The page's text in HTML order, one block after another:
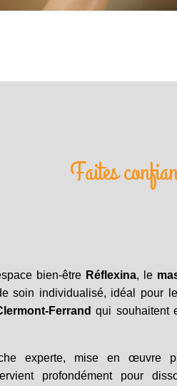
Faites
bien-être Réflexina, le
soin individualisé, idéal pour
Ferrand qui souhaitent
experte, mise en œuvre
profondément pour